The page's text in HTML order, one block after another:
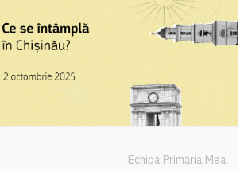
Echipa Primăria Mea